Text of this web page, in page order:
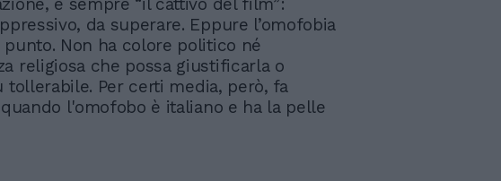
da superare. Eppure l’omofobia
punto. Non ha colore politico né
religiosa che possa giustificarla o
tollerabile. Per certi media, però, fa
l'omofobo è italiano e ha la pelle